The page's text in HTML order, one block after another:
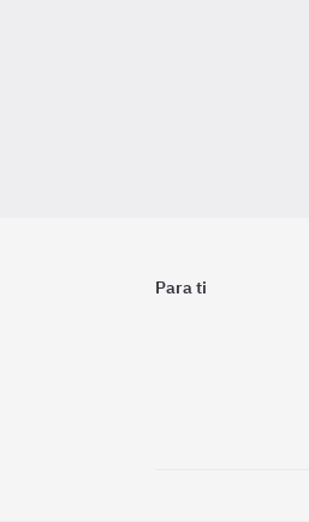
Para ti